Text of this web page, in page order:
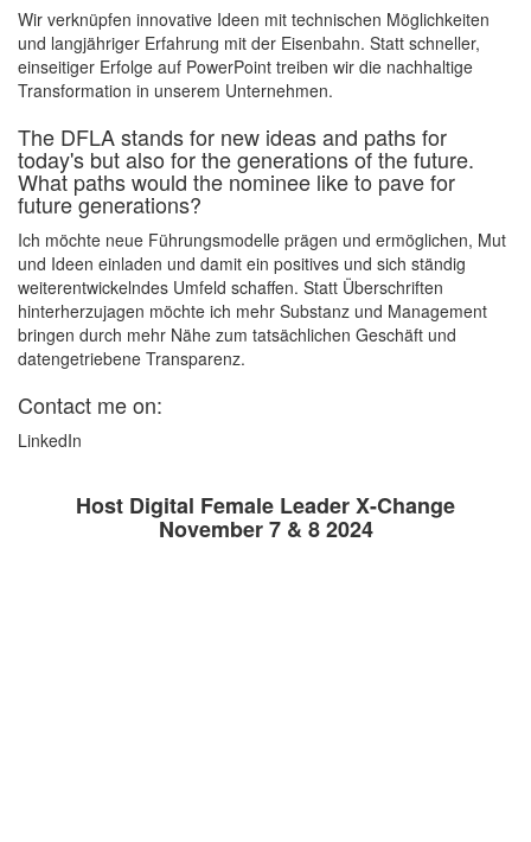
Wir verknüpfen innovative Ideen mit technischen Möglichkeiten
und langjähriger Erfahrung mit der Eisenbahn. Statt schneller,
einseitiger Erfolge auf PowerPoint treiben wir die nachhaltige
Transformation in unserem Unternehmen.
The DFLA stands for new ideas and paths for
today's but also for the generations of the future.
What paths would the nominee like to pave for
future generations?
Ich möchte neue Führungsmodelle prägen und ermöglichen, Mut
und Ideen einladen und damit ein positives und sich ständig
weiterentwickelndes Umfeld schaffen. Statt Überschriften
hinterherzujagen möchte ich mehr Substanz und Management
bringen durch mehr Nähe zum tatsächlichen Geschäft und
datengetriebene Transparenz.
Contact me on:
LinkedIn
Host Digital Female Leader X-Change
November 7 & 8 2024